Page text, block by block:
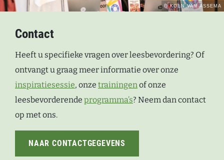
Contact
Heeft u specifieke vragen over leesbevordering? Of
ontvangt u graag meer informatie over onze
inspiratiesessie, onze trainingenof onze
leesbevorderende programma’s? Neem dan contact
op met ons.
NAAR CONTACTGEGEVENS